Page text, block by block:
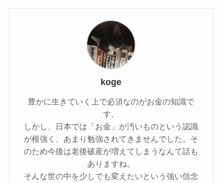
koge
豊かに生きていく上で必須なのがお金の知識で
す。
しかし、日本では「お金」が汚いものという認識
が根強く、あまり勉強されてきませんでした。そ
のため今後は老後破産が増えてしまうなんて話も
ありますね。
そんな世の中を少しでも変えたいという強い信念